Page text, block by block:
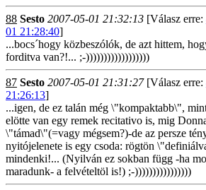
88 Sesto 2007-05-01 21:32:13 [Válasz erre:
01 21:28:40]
...bocs´hogy közbeszólók, de azt hittem,
forditva van?!... ;-))))))))))))))))))
87 Sesto 2007-05-01 21:31:27[Válasz erre:
21:26:13]
...igen, de ez talán még \"kompaktabb\",
elötte van egy remek recitativo is, mig
\"támad\"(=vagy mégsem?)-de az persze
nyitójelenete is egy csoda: rögtön
mindenki!... (Nyilván ez sokban függ -ha
maradunk- a felvételtöl is!) ;-))))))))))))))))